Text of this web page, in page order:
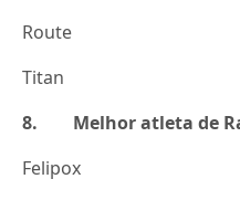
Route
Titan
8. Melhor atleta de
Felipox